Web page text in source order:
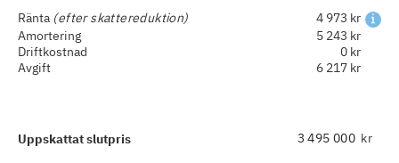
Ränta (efter skattereduktion)
4 973 kr
Amortering
5 243 kr
Driftkostnad
0 kr
Avgift
6 217 kr
Uppskattat slutpris kr